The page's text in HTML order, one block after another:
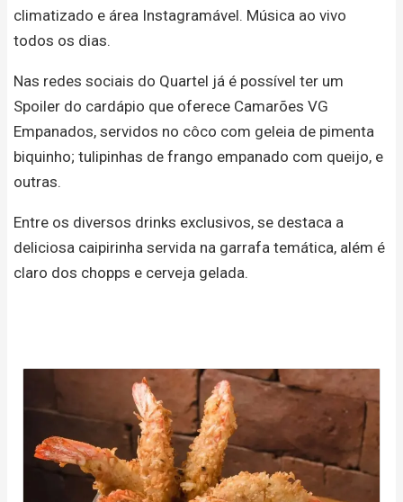
climatizado e área Instagramável. Música ao vivo
todos os dias.
Nas redes sociais do Quartel já é possível ter um
Spoiler do cardápio que oferece Camarões VG
Empanados, servidos no côco com geleia de pimenta
biquinho; tulipinhas de frango empanado com queijo, e
outras.
Entre os diversos drinks exclusivos, se destaca a
deliciosa caipirinha servida na garrafa temática, além é
claro dos chopps e cerveja gelada.